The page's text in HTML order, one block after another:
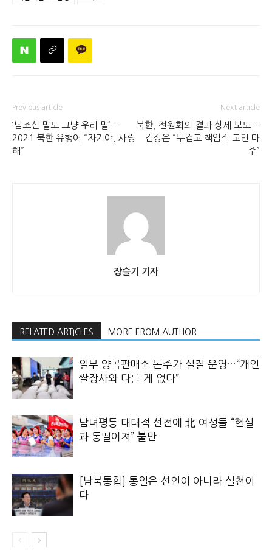
Previous article
‘남조선 말도 그냥 우리 말’…
2021 북한 유행어 “자기야, 사랑
해”
Next article
북한, 전원회의 결과 상세 보도…
김정은 “무겁고 책임적 고민 마
주”
장슬기 기자
RELATED ARTICLES MORE FROM AUTHOR
일부 양곡판매소 돈주가 실질 운영…“개인
쌀장사와 다를 게 없다”
남녀평등 대대적 선전에 北 여성들 “현실
과 동떨어져” 불만
[남북통합] 통일은 선언이 아니라 실천이
다